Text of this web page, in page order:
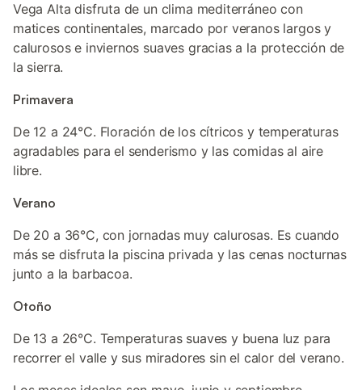
Vega Alta disfruta de un clima mediterráneo con
matices continentales, marcado por veranos largos y
calurosos e inviernos suaves gracias a la protección de
la sierra.
Primavera
De 12 a 24°C. Floración de los cítricos y temperaturas
agradables para el senderismo y las comidas al aire
libre.
Verano
De 20 a 36°C, con jornadas muy calurosas. Es cuando
más se disfruta la piscina privada y las cenas nocturnas
junto a la barbacoa.
Otoño
De 13 a 26°C. Temperaturas suaves y buena luz para
recorrer el valle y sus miradores sin el calor del verano.